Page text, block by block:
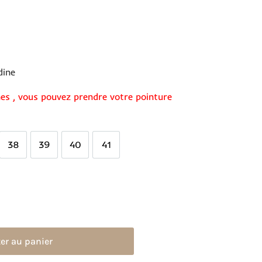
, vous pouvez prendre votre pointure
38
38
39
39
40
40
41
41
au panier